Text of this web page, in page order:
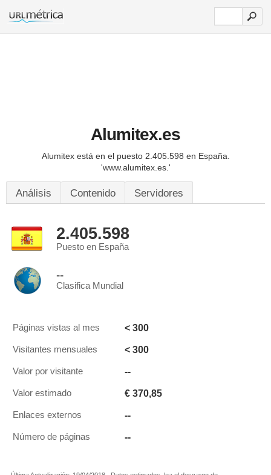
Alumitex.es
Alumitex está en el puesto 2.405.598 en España.
'www.alumitex.es.'
Análisis Contenido Servidores
2.405.598
Puesto en España
--
Clasifica Mundial
Páginas vistas al mes < 300
Visitantes mensuales < 300
Valor por visitante --
Valor estimado € 370,85
Enlaces externos --
Número de páginas --